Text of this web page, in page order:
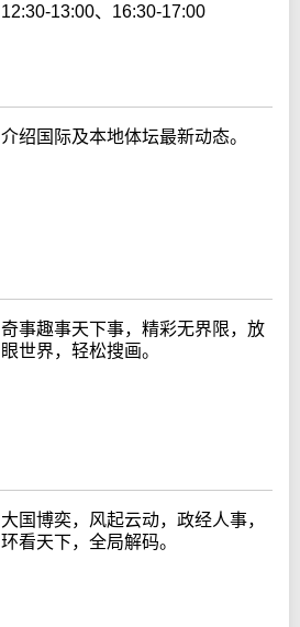
12:30-13:00、16:30-17:00
介绍国际及本地体坛最新动态。
奇事趣事天下事，精彩无界限，放
眼世界，轻松搜画。
大国博奕，风起云动，政经人事，
环看天下，全局解码。